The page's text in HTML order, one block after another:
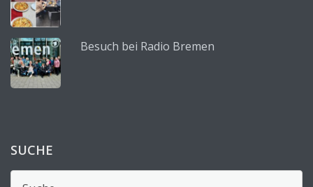
Besuch bei Radio Bremen
SUCHE